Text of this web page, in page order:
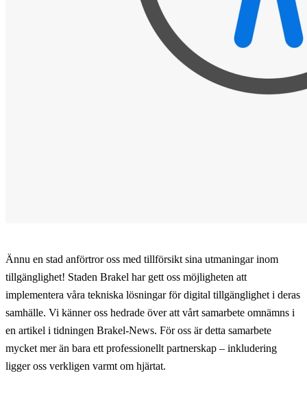
Ännu en stad anförtror oss med tillförsikt sina utmaningar inom
tillgänglighet! Staden Brakel har gett oss möjligheten att
implementera våra tekniska lösningar för digital tillgänglighet i deras
samhälle. Vi känner oss hedrade över att vårt samarbete omnämns i
en artikel i tidningen Brakel-News. För oss är detta samarbete
mycket mer än bara ett professionellt partnerskap – inkludering
ligger oss verkligen varmt om hjärtat.